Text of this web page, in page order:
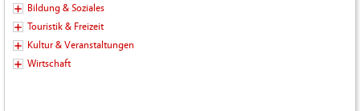
Bildung & Soziales
Touristik & Freizeit
Kultur & Veranstaltungen
Wirtschaft